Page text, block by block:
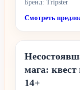
Бренд: Tripster
Смотреть
мага:
14+